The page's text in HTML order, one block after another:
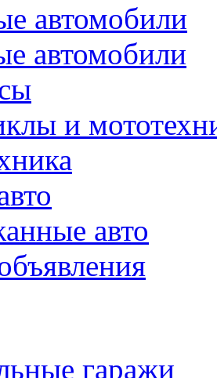
автомобили
автомобили
и
авто
гаражи